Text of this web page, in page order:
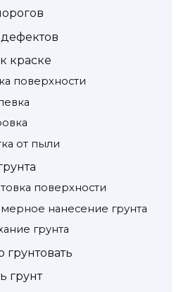
краске
поверхности
от пыли
поверхности
нанесение грунта
грунта
грунт